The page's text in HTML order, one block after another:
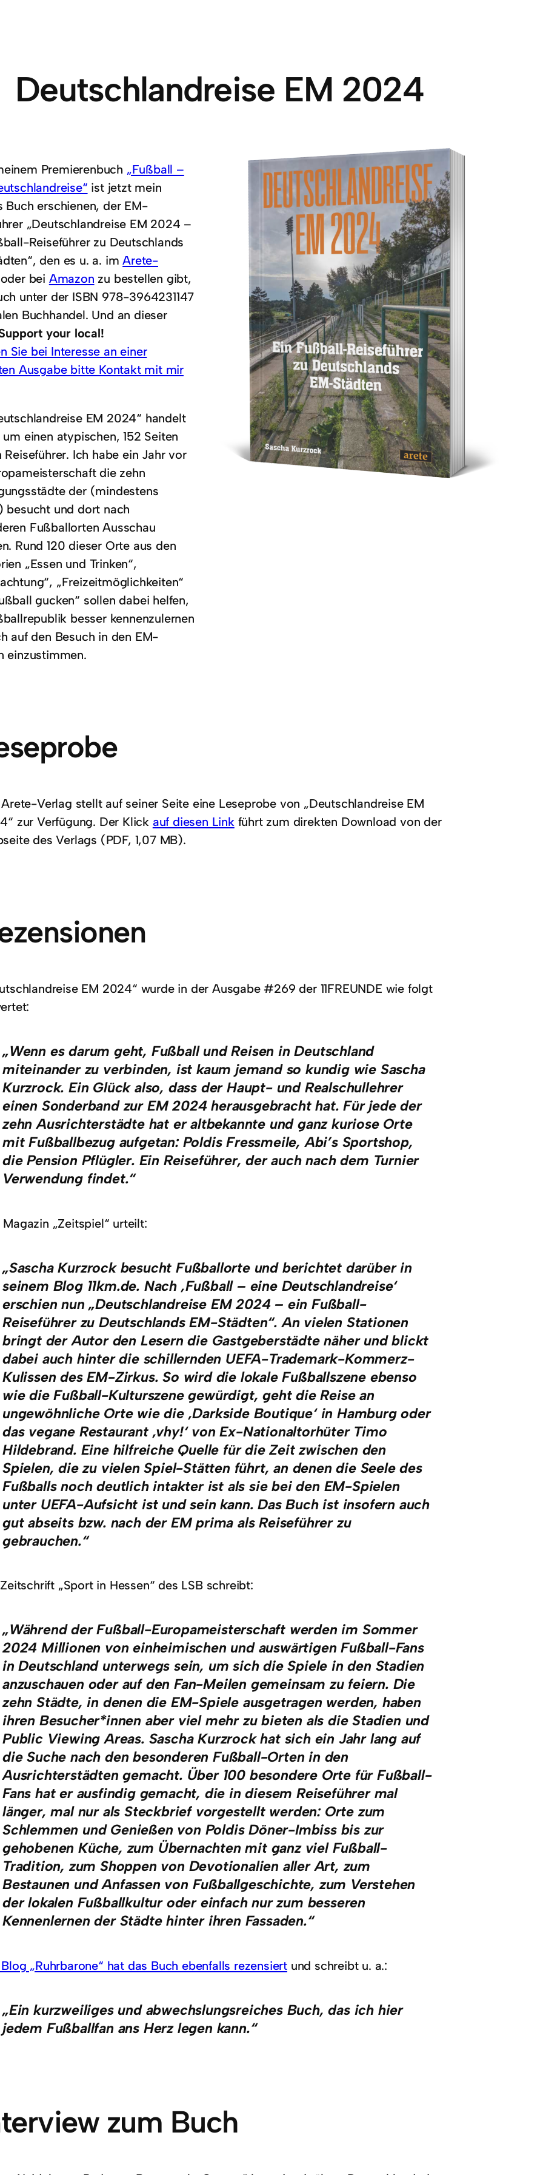
Deutschlandreise EM 2024
Premierenbuch „Fußball –
ist jetzt mein
Buch erschienen, der EM-
„Deutschlandreise EM 2024 –
Reiseführer zu Deutschlands
den es u. a. imArete-
bei Amazon zu bestellen gibt,
unter der ISBN 978-3964231147
Buchhandel. Und an dieser
your local!
Sie bei Interesse an einer
Ausgabe bitte Kontakt mit mir
EM 2024“ handelt
einen atypischen, 152 Seiten
Reiseführer. Ich habe ein Jahr vor
die zehn
der (mindestens
besucht und dort nach
Fußballorten Ausschau
Rund 120 dieser Orte aus den
„Essen und Trinken“,
„Freizeitmöglichkeiten“
gucken“ sollen dabei helfen,
besser kennenzulernen
auf den Besuch in den EM-
einzustimmen.
Verlag stellt auf seiner Seite eine Leseprobe von „Deutschlandreise EM
zur Verfügung. Der Klick auf diesen Linkführt zum direkten Download von der
des Verlags (PDF, 1,07 MB).
EM 2024“ wurde in der Ausgabe #269 der 11FREUNDE wie folgt
„Wenn es darum geht, Fußball und Reisen in Deutschland
miteinander zu verbinden, ist kaum jemand so kundig wie Sascha
Kurzrock. Ein Glück also, dass der Haupt- und Realschullehrer
einen Sonderband zur EM 2024 herausgebracht hat. Für jede der
zehn Ausrichterstädte hat er altbekannte und ganz kuriose Orte
mit Fußballbezug aufgetan: Poldis Fressmeile, Abi’s Sportshop,
die Pension Pflügler. Ein Reiseführer, der auch nach dem Turnier
Verwendung findet.“
Magazin „Zeitspiel“ urteilt:
„Sascha Kurzrock besucht Fußballorte und berichtet darüber in
seinem Blog 11km.de. Nach ‚Fußball – eine Deutschlandreise‘
erschien nun „Deutschlandreise EM 2024 – ein Fußball-
Reiseführer zu Deutschlands EM-Städten“. An vielen Stationen
bringt der Autor den Lesern die Gastgeberstädte näher und blickt
dabei auch hinter die schillernden UEFA-Trademark-Kommerz-
Kulissen des EM-Zirkus. So wird die lokale Fußballszene ebenso
wie die Fußball-Kulturszene gewürdigt, geht die Reise an
ungewöhnliche Orte wie die ‚Darkside Boutique‘ in Hamburg oder
das vegane Restaurant ‚vhy!‘ von Ex-Nationaltorhüter Timo
Hildebrand. Eine hilfreiche Quelle für die Zeit zwischen den
Spielen, die zu vielen Spiel-Stätten führt, an denen die Seele des
Fußballs noch deutlich intakter ist als sie bei den EM-Spielen
unter UEFA-Aufsicht ist und sein kann. Das Buch ist insofern auch
gut abseits bzw. nach der EM prima als Reiseführer zu
gebrauchen.“
„Sport in Hessen“ des LSB schreibt:
„Während der Fußball-Europameisterschaft werden im Sommer
2024 Millionen von einheimischen und auswärtigen Fußball-Fans
in Deutschland unterwegs sein, um sich die Spiele in den Stadien
anzuschauen oder auf den Fan-Meilen gemeinsam zu feiern. Die
zehn Städte, in denen die EM-Spiele ausgetragen werden, haben
ihren Besucher*innen aber viel mehr zu bieten als die Stadien und
Public Viewing Areas. Sascha Kurzrock hat sich ein Jahr lang auf
die Suche nach den besonderen Fußball-Orten in den
Ausrichterstädten gemacht. Über 100 besondere Orte für Fußball-
Fans hat er ausfindig gemacht, die in diesem Reiseführer mal
länger, mal nur als Steckbrief vorgestellt werden: Orte zum
Schlemmen und Genießen von Poldis Döner-Imbiss bis zur
gehobenen Küche, zum Übernachten mit ganz viel Fußball-
Tradition, zum Shoppen von Devotionalien aller Art, zum
Bestaunen und Anfassen von Fußballgeschichte, zum Verstehen
der lokalen Fußballkultur oder einfach nur zum besseren
Kennenlernen der Städte hinter ihren Fassaden.“
„Ruhrbarone“ hat das Buch ebenfalls rezensiert und schreibt u. a.:
„Ein kurzweiliges und abwechslungsreiches Buch, das ich hier
jedem Fußballfan ans Herz legen kann.“
zum Buch